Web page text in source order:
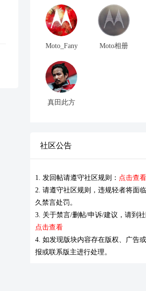
Moto_Fany Moto相册
真田此方
社区公告
1. 发回帖请遵守社区规则： 点击查看
2. 请遵守社区规则，违规轻者将面
久禁言处罚。
3. 关于禁言/删帖/申诉/建议，请到社
点击查看
4. 如发现版块内容存在版权、广告
报或联系版主进行处理。